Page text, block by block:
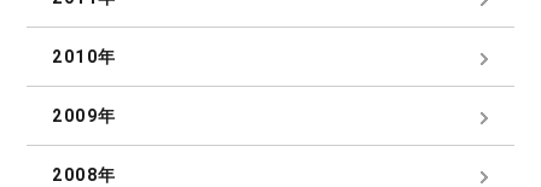
2010年
2009年
2008年